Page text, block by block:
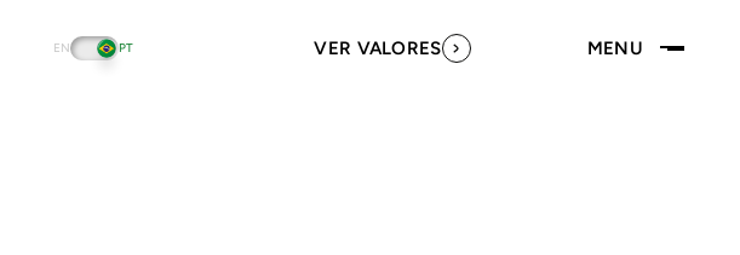
PT
EN VER VALORES MENU